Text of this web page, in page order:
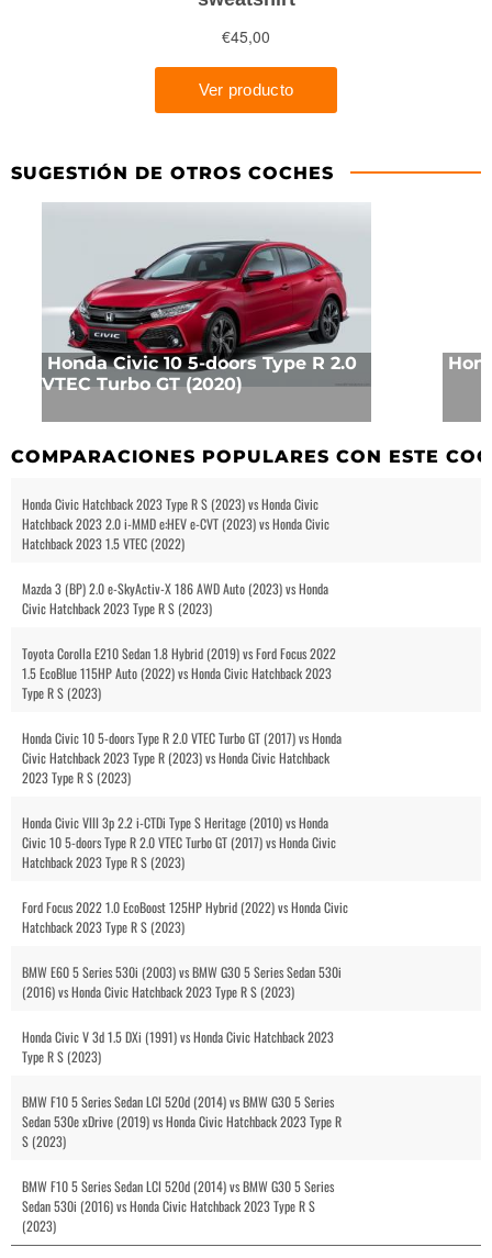
SUGESTIÓN DE OTROS COCHES
Honda Civic 10 5-doors Type R 2.0
VTEC Turbo GT (2020)
COMPARACIONES POPULARES CON ESTE
Honda Civic Hatchback 2023 Type R S (2023) vs Honda Civic
Hatchback 2023 2.0 i-MMD e:HEV e-CVT (2023) vs Honda Civic
Hatchback 2023 1.5 VTEC (2022)
Mazda 3 (BP) 2.0 e-SkyActiv-X 186 AWD Auto (2023) vs Honda
Civic Hatchback 2023 Type R S (2023)
Toyota Corolla E210 Sedan 1.8 Hybrid (2019) vs Ford Focus 2022
1.5 EcoBlue 115HP Auto (2022) vs Honda Civic Hatchback 2023
Type R S (2023)
Honda Civic 10 5-doors Type R 2.0 VTEC Turbo GT (2017) vs Honda
Civic Hatchback 2023 Type R (2023) vs Honda Civic Hatchback
2023 Type R S (2023)
Honda Civic VIII 3p 2.2 i-CTDi Type S Heritage (2010) vs Honda
Civic 10 5-doors Type R 2.0 VTEC Turbo GT (2017) vs Honda Civic
Hatchback 2023 Type R S (2023)
Ford Focus 2022 1.0 EcoBoost 125HP Hybrid (2022) vs Honda Civic
Hatchback 2023 Type R S (2023)
BMW E60 5 Series 530i (2003) vs BMW G30 5 Series Sedan 530i
(2016) vs Honda Civic Hatchback 2023 Type R S (2023)
Honda Civic V 3d 1.5 DXi (1991) vs Honda Civic Hatchback 2023
Type R S (2023)
BMW F10 5 Series Sedan LCI 520d (2014) vs BMW G30 5 Series
Sedan 530e xDrive (2019) vs Honda Civic Hatchback 2023 Type R
S (2023)
BMW F10 5 Series Sedan LCI 520d (2014) vs BMW G30 5 Series
Sedan 530i (2016) vs Honda Civic Hatchback 2023 Type R S
(2023)